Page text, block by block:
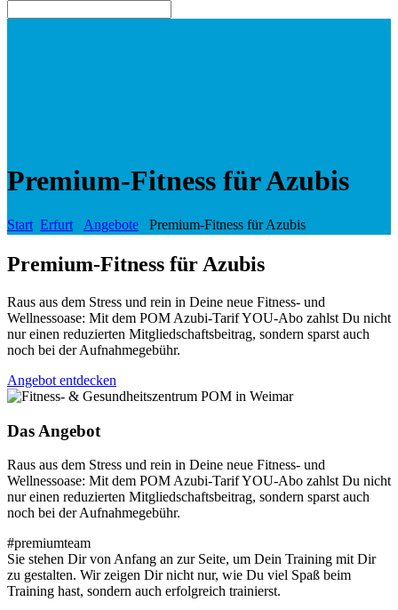
Premium-Fitness für Azubis
Start Erfurt Angebote Premium-Fitness für Azubis
Premium-Fitness für Azubis
Raus aus dem Stress und rein in Deine neue Fitness- und
Wellnessoase: Mit dem POM Azubi-Tarif YOU-Abo zahlst Du nicht
nur einen reduzierten Mitgliedschaftsbeitrag, sondern sparst auch
noch bei der Aufnahmegebühr.
Angebot entdecken
Das Angebot
Raus aus dem Stress und rein in Deine neue Fitness- und
Wellnessoase: Mit dem POM Azubi-Tarif YOU-Abo zahlst Du nicht
nur einen reduzierten Mitgliedschaftsbeitrag, sondern sparst auch
noch bei der Aufnahmegebühr.
#premiumteam
Sie stehen Dir von Anfang an zur Seite, um Dein Training mit Dir
zu gestalten. Wir zeigen Dir nicht nur, wie Du viel Spaß beim
Training hast, sondern auch erfolgreich trainierst.